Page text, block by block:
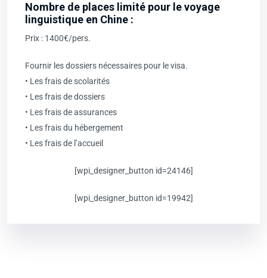
Nombre de places limité pour le voyage
linguistique en Chine :
Prix : 1400€/pers.
Fournir les dossiers nécessaires pour le visa.
• Les frais de scolarités
• Les frais de dossiers
• Les frais de assurances
• Les frais du hébergement
• Les frais de l’accueil
[wpi_designer_button id=24146]
[wpi_designer_button id=19942]